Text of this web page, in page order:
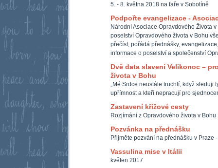
5. - 8. května 2018 na faře v Sobotíně
Podpořte evangelizace -
Národní Asociace Opravdového Života
poselství Opravdového života v Bohu
přečíst, pořádá přednášky,
informace o poselství a společenství
Dvě data slavení Velikonoc –
života v Bohu
„Mé Srdce neustále truchlí, když sleduji
upřímnost a kteří nepracují pro
Zastavení křížové cesty
Rozjímání z Opravdového života v Bohu
Pozvánka na přednášku
Přijměte pozvání na přednášku v Praze
Vassulina mise v Itálii
květen 2017